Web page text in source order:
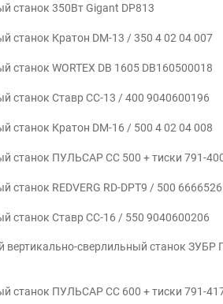
станок 350Вт Gigant DP813
станок Кратон DM-13 / 350 4 02 04 007
станок WORTEX DB 1605 DB160500018
станок Ставр СС-13 / 400 9040600196
станок Кратон DM-16 / 500 4 02 04 008
станок ПУЛЬСАР СС 500 + тиски 791-
станок REDVERG RD-DPT9 / 500 6666526
станок Ставр CC-16 / 550 9040600206
вертикально-сверлильный станок
станок ПУЛЬСАР СС 600 + тиски 791-